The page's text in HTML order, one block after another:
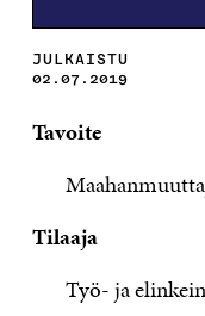
JULKAISTU
02.07.2019
Työ- ja